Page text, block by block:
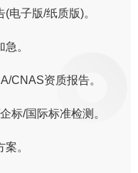
电子版/纸质版)。
。
CNAS资质报告。
标/国际标准检测。
。